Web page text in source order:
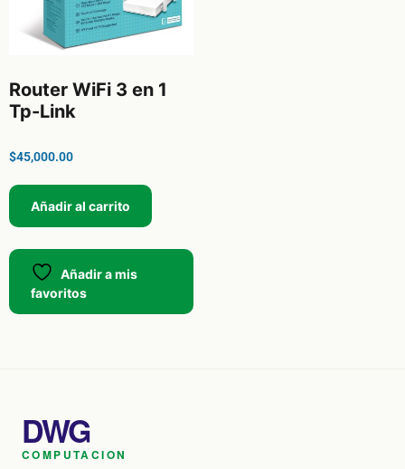
Router WiFi 3 en 1
Tp-Link
$45,000.00
Añadir al carrito
Añadir a mis
favoritos
DWG
COMPUTACION